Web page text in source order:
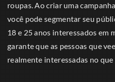
roupas. Ao criar uma
você pode segmentar seu
18 e 25 anos interessados em
garante que as pessoas que
realmente interessadas no que